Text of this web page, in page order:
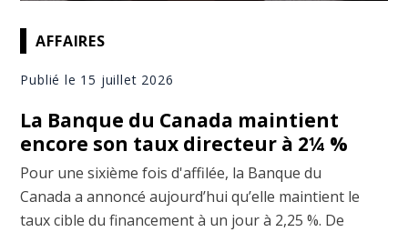
AFFAIRES
Publié le 15 juillet 2026
La Banque du Canada maintient
encore son taux directeur à 2¼ %
Pour une sixième fois d'affilée, la Banque du
Canada a annoncé aujourd’hui qu’elle maintient le
taux cible du financement à un jour à 2,25 %. De